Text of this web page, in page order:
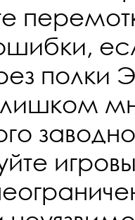
полки